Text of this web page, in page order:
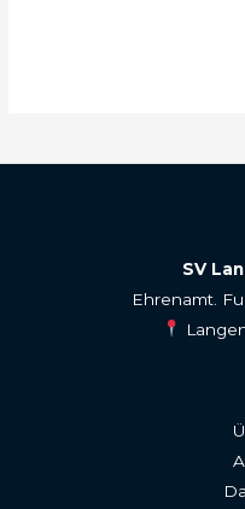
SV
Ehrenamt.